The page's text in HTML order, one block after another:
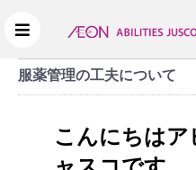
服薬管理の工夫について
こんにちは